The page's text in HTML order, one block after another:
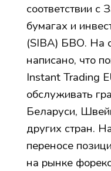
соответствии с
бумагах и
(SIBA) БВО. На
написано, что
Instant Trading
обслуживать
Беларуси,
других стран.
переносе
на рынке